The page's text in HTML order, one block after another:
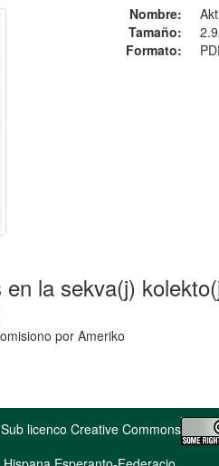
Nombre:
Tamaño:
Formato:
la sekva(j)
por Ameriko
licenco Creative Commons